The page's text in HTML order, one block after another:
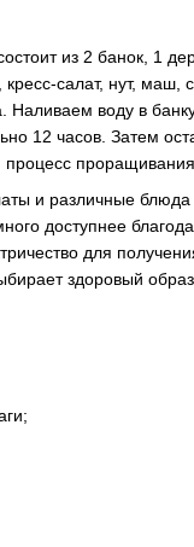
из 2 банок, 1
салат, нут, маш,
воду в
12 часов. Затем
проращивания.
и различные
доступнее
для
здоровый